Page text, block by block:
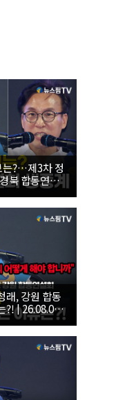
는?…제3차 정
북 합동연설
래, 강원 합동
후보 강원 합